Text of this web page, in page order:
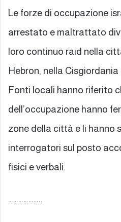
Le forze di occupazione
arrestato e maltrattato
loro continuo raid nella
Hebron, nella
Fonti locali hanno riferito
dell’occupazione hanno
zone della città e li hanno
interrogatori sul posto
fisici e verbali.
………………..